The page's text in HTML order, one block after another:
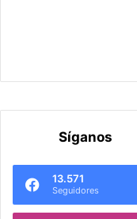
Síganos
13.571
Seguidores